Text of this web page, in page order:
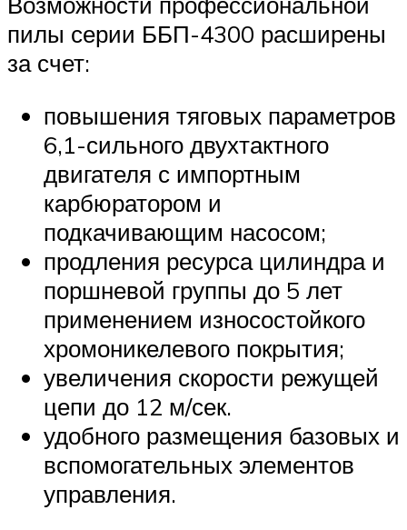
пилы серии ББП-4300 расширены
за счет:
повышения тяговых параметров
6,1-сильного двухтактного
двигателя с импортным
карбюратором и
подкачивающим насосом;
продления ресурса цилиндра и
поршневой группы до 5 лет
применением износостойкого
хромоникелевого покрытия;
увеличения скорости режущей
цепи до 12 м/сек.
удобного размещения базовых и
вспомогательных элементов
управления.